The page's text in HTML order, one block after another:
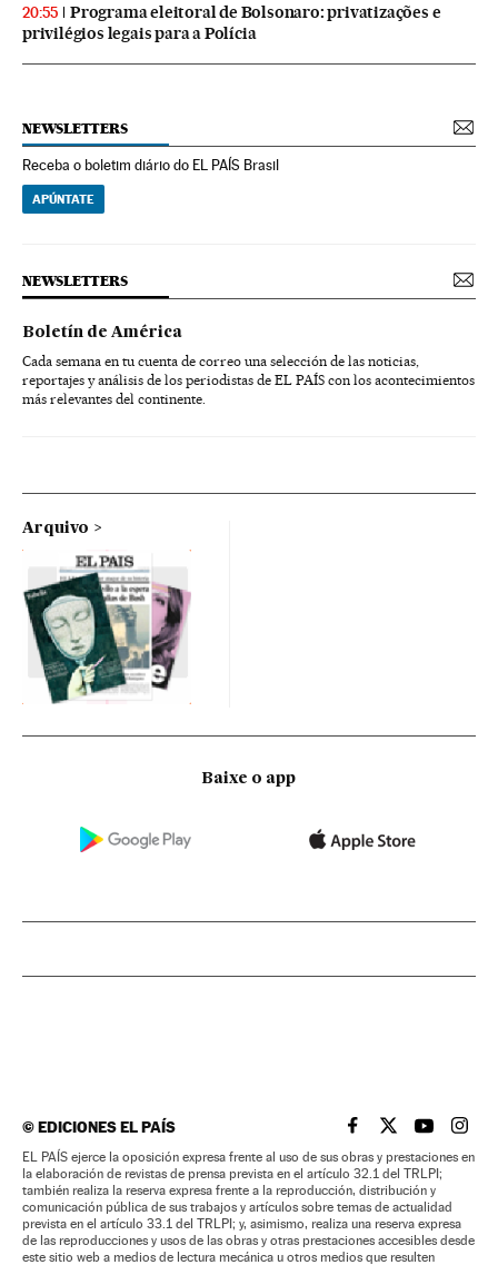
20:55
Programa eleitoral de Bolsonaro: privatizações e
privilégios legais para a Polícia
NEWSLETTERS
Receba o boletim diário do EL PAÍS Brasil
APÚNTATE
NEWSLETTERS
Boletín de América
Cada semana en tu cuenta de correo una selección de las noticias,
reportajes y análisis de los periodistas de EL PAÍS con los acontecimientos
más relevantes del continente.
Arquivo
Baixe o app
©EDICIONES EL PAÍS EL PAÍS BRASIL EN
EL PAÍSEL PAÍS
EL
EL PAÍS ejerce la oposición expresa frente al uso de sus obras y prestaciones en
la elaboración de revistas de prensa prevista en el artículo 32.1 del TRLPI;
también realiza la reserva expresa frente a la reproducción, distribución y
comunicación pública de sus trabajos y artículos sobre temas de actualidad
prevista en el artículo 33.1 del TRLPI; y, asimismo, realiza una reserva expresa
de las reproducciones y usos de las obras y otras prestaciones accesibles desde
este sitio web a medios de lectura mecánica u otros medios que resulten